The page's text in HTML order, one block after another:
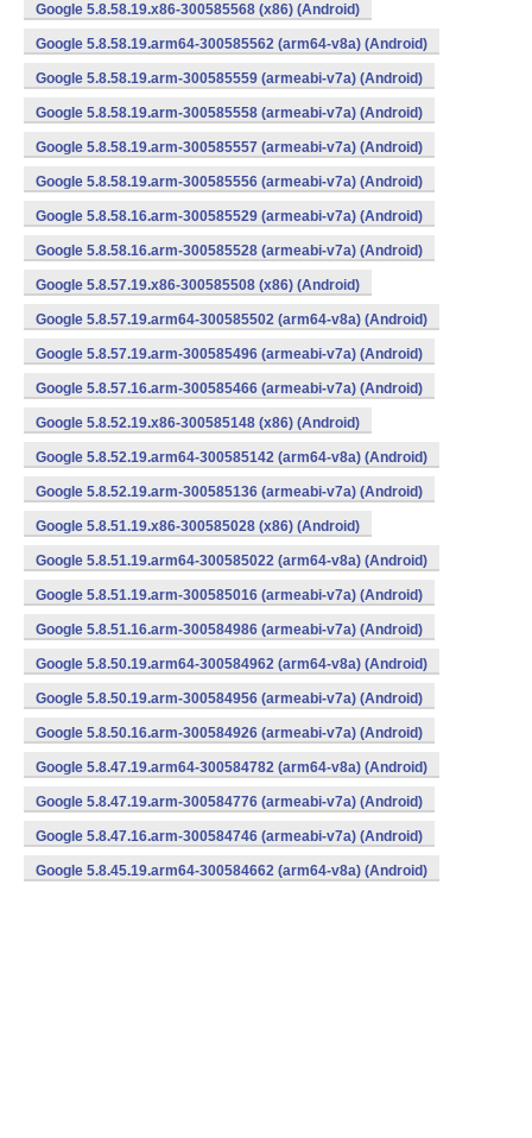
Google 5.8.58.19.x86-300585568 (x86) (Android)
Google 5.8.58.19.arm64-300585562 (arm64-v8a) (Android)
Google 5.8.58.19.arm-300585559 (armeabi-v7a) (Android)
Google 5.8.58.19.arm-300585558 (armeabi-v7a) (Android)
Google 5.8.58.19.arm-300585557 (armeabi-v7a) (Android)
Google 5.8.58.19.arm-300585556 (armeabi-v7a) (Android)
Google 5.8.58.16.arm-300585529 (armeabi-v7a) (Android)
Google 5.8.58.16.arm-300585528 (armeabi-v7a) (Android)
Google 5.8.57.19.x86-300585508 (x86) (Android)
Google 5.8.57.19.arm64-300585502 (arm64-v8a) (Android)
Google 5.8.57.19.arm-300585496 (armeabi-v7a) (Android)
Google 5.8.57.16.arm-300585466 (armeabi-v7a) (Android)
Google 5.8.52.19.x86-300585148 (x86) (Android)
Google 5.8.52.19.arm64-300585142 (arm64-v8a) (Android)
Google 5.8.52.19.arm-300585136 (armeabi-v7a) (Android)
Google 5.8.51.19.x86-300585028 (x86) (Android)
Google 5.8.51.19.arm64-300585022 (arm64-v8a) (Android)
Google 5.8.51.19.arm-300585016 (armeabi-v7a) (Android)
Google 5.8.51.16.arm-300584986 (armeabi-v7a) (Android)
Google 5.8.50.19.arm64-300584962 (arm64-v8a) (Android)
Google 5.8.50.19.arm-300584956 (armeabi-v7a) (Android)
Google 5.8.50.16.arm-300584926 (armeabi-v7a) (Android)
Google 5.8.47.19.arm64-300584782 (arm64-v8a) (Android)
Google 5.8.47.19.arm-300584776 (armeabi-v7a) (Android)
Google 5.8.47.16.arm-300584746 (armeabi-v7a) (Android)
Google 5.8.45.19.arm64-300584662 (arm64-v8a) (Android)